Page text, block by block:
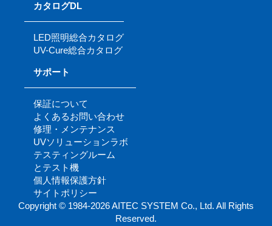
カタログDL
LED照明総合カタログ
UV-Cure総合カタログ
サポート
保証について
よくあるお問い合わせ
修理・メンテナンス
UVソリューションラボ
テスティングルーム
とテスト機
個人情報保護方針
サイトポリシー
Copyright © 1984-2026 AITEC SYSTEM Co., Ltd. All Rights
Reserved.